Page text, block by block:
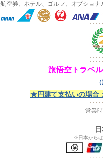
航空券、ホテル、ゴルフ、オプショナ
旅悟空トラベ
★円建て支払いの場合
営業
※日本からは